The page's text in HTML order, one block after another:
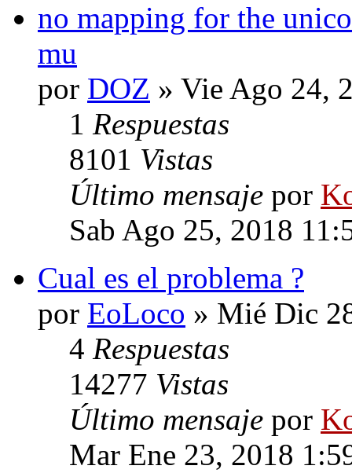
no mapping for the
mu
por DOZ » Vie Ago 24,
1 Respuestas
8101 Vistas
Último mensaje por
Sab Ago 25, 2018
Cual es el problema ?
por EoLoco » Mié Dic
4 Respuestas
14277 Vistas
Último mensaje por
Mar Ene 23, 2018